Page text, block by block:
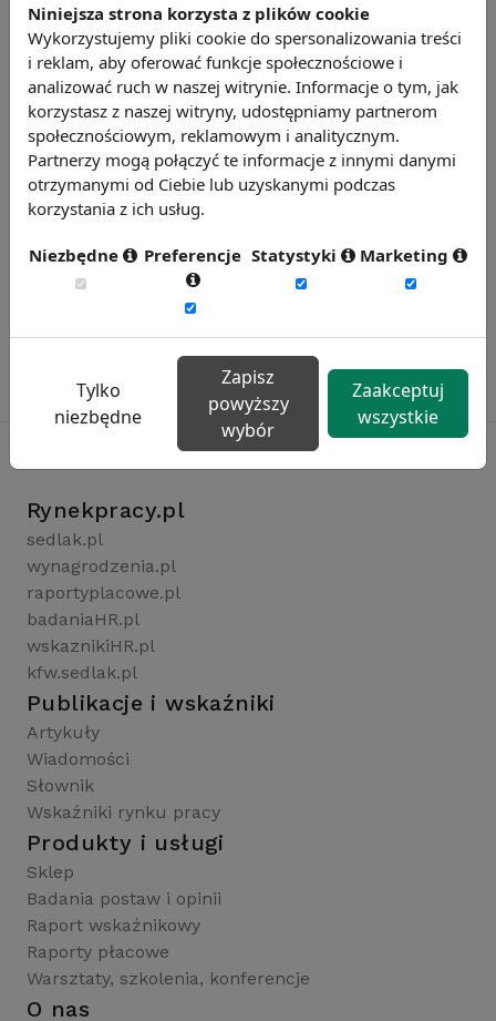
Źródło: Eurofound
Chcesz wiedzieć więcej?
Zobacz więcej wiadomości
Rynekpracy.pl
sedlak.pl
wynagrodzenia.pl
raportyplacowe.pl
badaniaHR.pl
wskaznikiHR.pl
kfw.sedlak.pl
Publikacje i wskaźniki
Artykuły
Wiadomości
Słownik
Wskaźniki rynku pracy
Produkty i usługi
Sklep
Badania postaw i opinii
Raport wskaźnikowy
Raporty płacowe
Warsztaty, szkolenia, konferencje
O nas
Niniejsza strona korzysta z plików cookie
Wykorzystujemy pliki cookie do spersonalizowania treści
i reklam, aby oferować funkcje społecznościowe i
analizować ruch w naszej witrynie. Informacje o tym, jak
korzystasz z naszej witryny, udostępniamy partnerom
społecznościowym, reklamowym i analitycznym.
Partnerzy mogą połączyć te informacje z innymi danymi
otrzymanymi od Ciebie lub uzyskanymi podczas
korzystania z ich usług.
Niezbędne Preferencje Statystyki Marketing
Tylko
niezbędne
Zapisz
powyższy
wybór
Zaakceptuj
wszystkie